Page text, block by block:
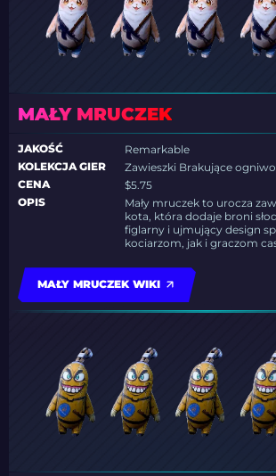
MAŁY MRUCZEK
JAKOŚĆ
Remarkable
KOLEKCJA GIER
Zawieszki Brakujące ogniwo
CENA
$5.75
OPIS
Mały mruczek to urocza
kota, która dodaje broni
figlarny i ujmujący design
kociarzom, jak i graczom
MAŁY MRUCZEK WIKI